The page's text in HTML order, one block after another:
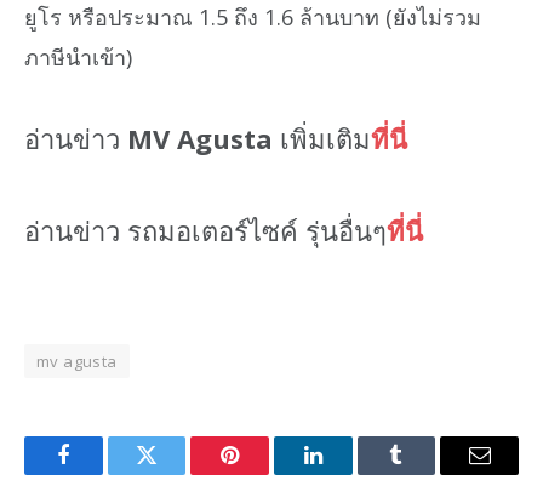
ยูโร หรือประมาณ 1.5 ถึง 1.6 ล้านบาท (ยังไม่รวม
ภาษีนำเข้า)
อ่านข่าว MV Agusta เพิ่มเติมที่นี่
อ่านข่าว รถมอเตอร์ไซค์ รุ่นอื่นๆที่นี่
mv agusta
FacebookTwitter Pinterest LinkedInTumblr Email